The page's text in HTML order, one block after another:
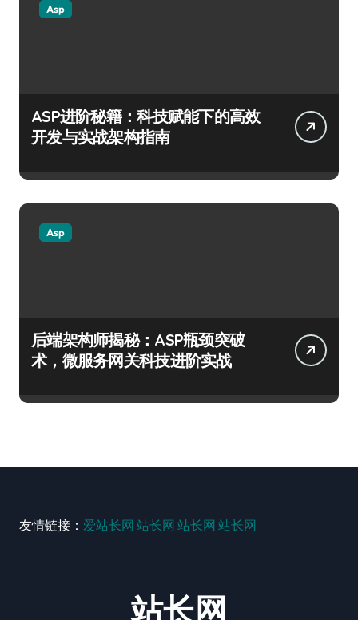
Asp
ASP进阶秘籍：科技赋能下的高效
开发与实战架构指南
Asp
后端架构师揭秘：ASP瓶颈突破
术，微服务网关科技进阶实战
友情链接： 爱站长网 站长网 站长网 站长网
站长网